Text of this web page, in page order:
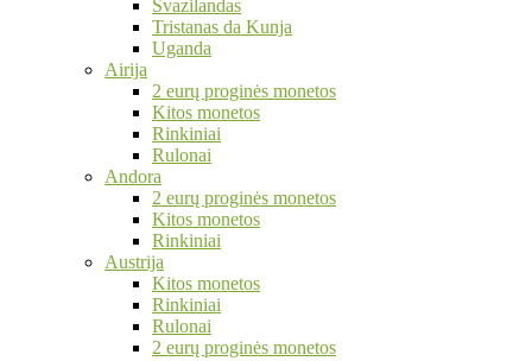
Svazilandas
Tristanas da Kunja
Uganda
Airija
2 eurų proginės monetos
Kitos monetos
Rinkiniai
Rulonai
Andora
2 eurų proginės monetos
Kitos monetos
Rinkiniai
Austrija
Kitos monetos
Rinkiniai
Rulonai
2 eurų proginės monetos